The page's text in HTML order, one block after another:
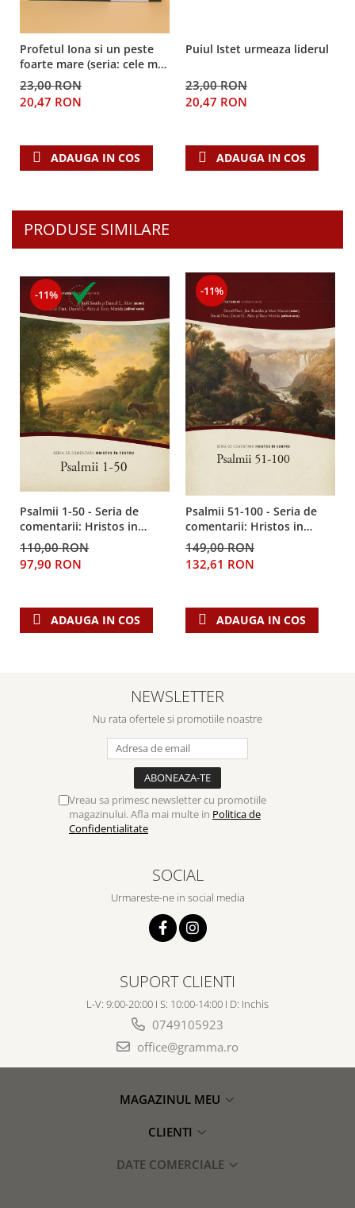
Profetul Iona si un peste
foarte mare (seria: cele mai
frumoase istorisiri biblice)
23,00 RON
20,47 RON
ADAUGA IN COS
Puiul Istet urmeaza liderul
23,00 RON
20,47 RON
ADAUGA IN COS
PRODUSE SIMILARE
-11%
Psalmii 1-50 - Seria de
comentarii: Hristos in
centru
110,00 RON
97,90 RON
ADAUGA IN COS
-11%
Psalmii 51-100 - Seria de
comentarii: Hristos in
centru
149,00 RON
132,61 RON
ADAUGA IN COS
NEWSLETTER
Nu rata ofertele si promotiile noastre
Vreau sa primesc newsletter cu promotiile
magazinului. Afla mai multe in Politica de
Confidentialitate
SOCIAL
Urmareste-ne in social media
SUPORT CLIENTI
L-V: 9:00-20:00 I S: 10:00-14:00 I D: Inchis
0749105923
office@gramma.ro
MAGAZINUL MEU
CLIENTI
DATE COMERCIALE